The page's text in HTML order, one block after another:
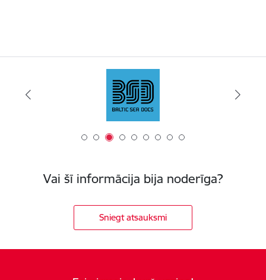
Vai šī informācija bija noderīga?
Sniegt atsauksmi